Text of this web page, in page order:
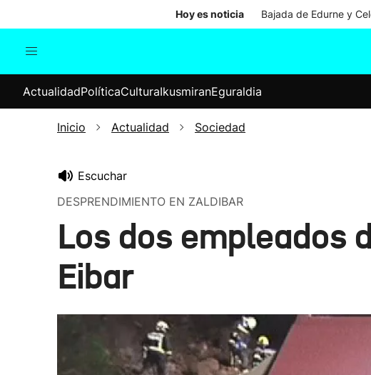
Hoy es noticia Bajada de Edurne y
Internacional
Elecciones
ActualidadPolíticaCulturaIkusmiranEguraldia
Inicio Actualidad Sociedad
Escuchar
DESPRENDIMIENTO EN ZALDIBAR
Los dos empleados
Eibar